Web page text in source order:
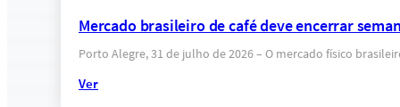
Mercado brasileiro de café deve encerrar
Porto Alegre, 31 de julho de 2026 – O mercado físico
Ver